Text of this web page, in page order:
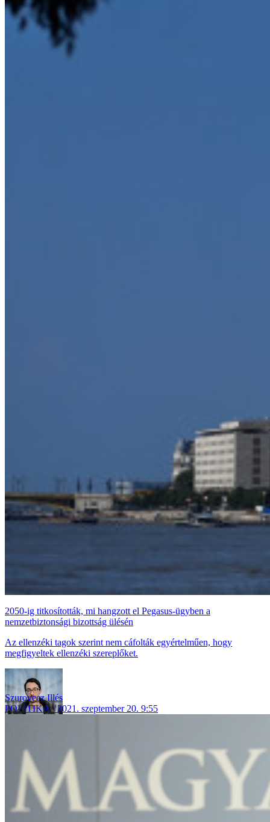
2050-ig titkosították, mi hangzott el Pegasus-ügyben a
nemzetbiztonsági bizottság ülésén
Az ellenzéki tagok szerint nem cáfolták egyértelműen, hogy
megfigyeltek ellenzéki szereplőket.
Szurovecz Illés
POLITIKA
2021. szeptember 20. 9:55